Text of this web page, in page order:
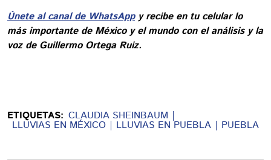
Únete al canal de WhatsAppy recibe en tu celular lo
más importante de México y el mundo con el análisis y la
voz de Guillermo Ortega Ruiz.
ETIQUETAS: CLAUDIA SHEINBAUM
LLUVIAS EN MÉXICO LLUVIAS EN PUEBLA PUEBLA